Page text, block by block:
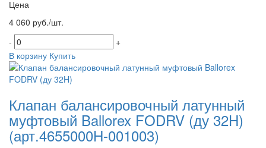
Цена
4 060 руб./шт.
-
+
В корзину Купить
Клапан балансировочный латунный
муфтовый Ballorex FODRV (ду 32H)
(арт.4655000H-001003)